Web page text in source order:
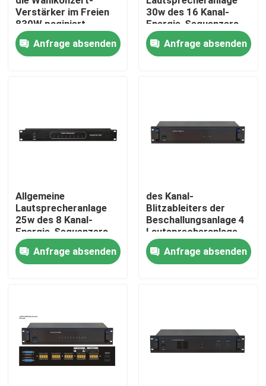
Haus
Fabrik-Ausflug
Qualitätskontrolle
Treten Sie mit uns in Verbindung
Fälle
Verstärker im Freien
830W paginiert
Anfrage absenden
30w des 16 Kanal-
Energie-Sequenzers
Anfrage absenden
Allgemeine
Lautsprecheranlage
25w des 8 Kanal-
Energie-Sequenzers
Anfrage absenden
des Kanal-
Blitzableiters der
Beschallungsanlage 4
Lautsprecheranlage
öffentlich
Anfrage absenden